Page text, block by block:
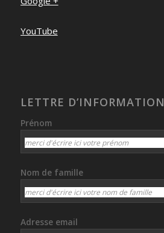
YouTube
LETTRE D’INFORMATION
Prénom
Nom de famille
Adresse email